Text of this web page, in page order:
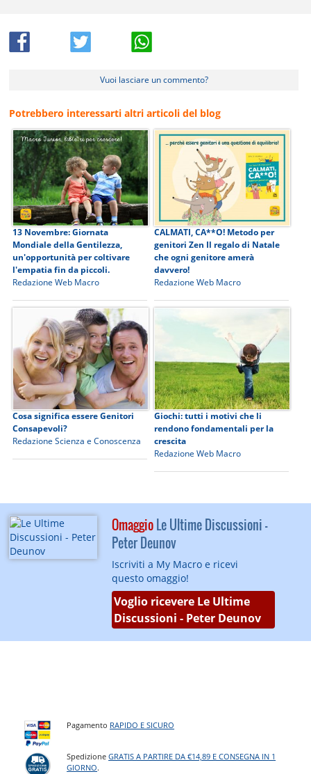
Vuoi lasciare un commento?
Potrebbero interessarti altri articoli del blog
13 Novembre: Giornata
Mondiale della Gentilezza,
un'opportunità per coltivare
l'empatia fin da piccoli.
Redazione Web Macro
CALMATI, CA**O! Metodo per
genitori Zen Il regalo di Natale
che ogni genitore amerà
davvero!
Redazione Web Macro
Cosa significa essere Genitori
Consapevoli?
Redazione Scienza e Conoscenza
Giochi: tutti i motivi che li
rendono fondamentali per la
crescita
Redazione Web Macro
OmaggioLe Ultime Discussioni -
Peter Deunov
Iscriviti a My Macro e ricevi
questo omaggio!
Voglio ricevere Le Ultime
Discussioni - Peter Deunov
Pagamento RAPIDO E SICURO
SpedizioneGRATIS A PARTIRE DA €14,89 E CONSEGNA IN 1
GIORNO.